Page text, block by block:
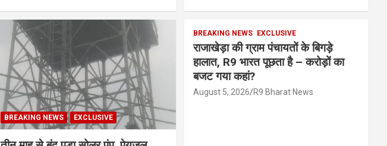
BREAKING NEWS EXCLUSIVE
BREAKING NEWS EXCLUSIVE
राजाखेड़ा की ग्राम पंचायतों के बिगड़े
हालात, R9 भारत पूछता है – करोड़ों का
बजट गया कहां?
August 5, 2026 R9 Bharat News